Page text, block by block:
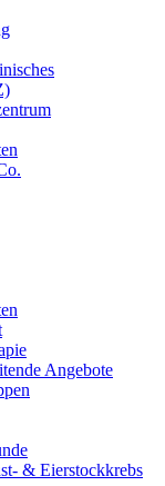
Angebote
& Eierstockkrebs